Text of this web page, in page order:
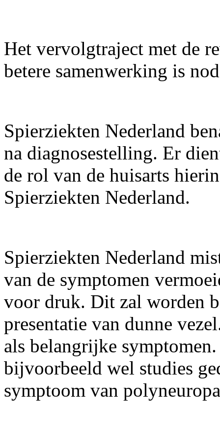
Het vervolgtraject met de
betere samenwerking is
Spierziekten Nederland
na diagnosestelling. Er
de rol van de huisarts
Spierziekten Nederland.
Spierziekten Nederland
van de symptomen
voor druk. Dit zal worden
presentatie van dunne
als belangrijke
bijvoorbeeld wel studies
symptoom van